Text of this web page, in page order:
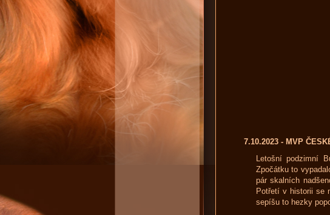
7.10.2023 - MVP
Letošní podzimní
Zpočátku to
pár skalních
Potřetí v historii se
sepíšu to hezky